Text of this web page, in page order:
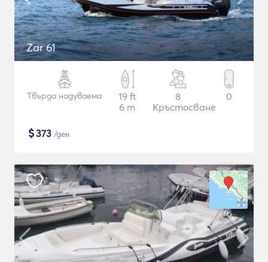
Zar 61
Твърда надуваема
19 ft
6 m
8
Кръстосване
0
$373 /ден